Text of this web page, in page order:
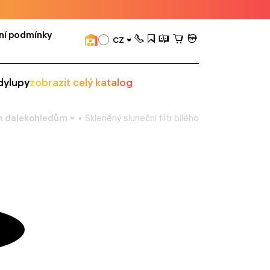
podmínky
CZ
lupyzobrazit celý katalog
dalekohledům Skleněný sluneční filtr bílého světla Meade